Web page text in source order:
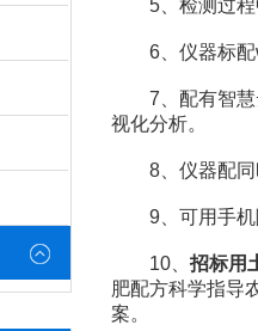
5、检测过程中
6、仪器标配
7、配有智慧云
视化分析。
8、仪器配同时
9、可用手机
10、 招标用
肥配方科学指导
案。